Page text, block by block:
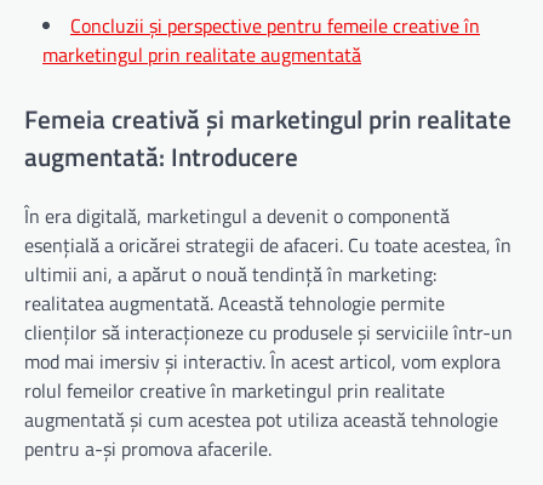
Concluzii și perspective pentru femeile creative în
marketingul prin realitate augmentată
Femeia creativă și marketingul prin realitate
augmentată: Introducere
În era digitală, marketingul a devenit o componentă
esențială a oricărei strategii de afaceri. Cu toate acestea, în
ultimii ani, a apărut o nouă tendință în marketing:
realitatea augmentată. Această tehnologie permite
clienților să interacționeze cu produsele și serviciile într-un
mod mai imersiv și interactiv. În acest articol, vom explora
rolul femeilor creative în marketingul prin realitate
augmentată și cum acestea pot utiliza această tehnologie
pentru a-și promova afacerile.